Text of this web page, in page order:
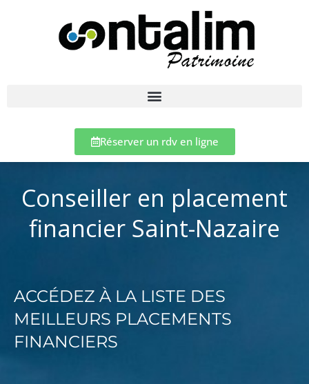
Réserver un rdv en ligne
Conseiller en placement
financier Saint-Nazaire
ACCÉDEZ À LA LISTE DES
MEILLEURS PLACEMENTS
FINANCIERS